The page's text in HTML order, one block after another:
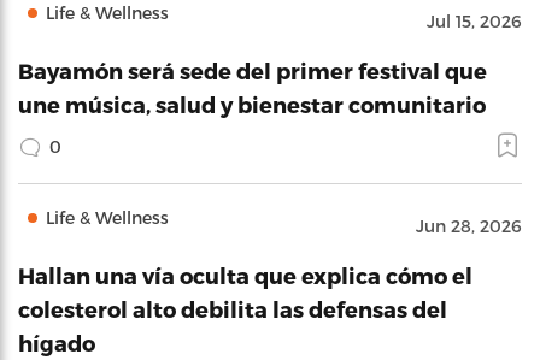
Life & Wellness Jul 15, 2026
Bayamón será sede del primer festival que
une música, salud y bienestar comunitario
0
Life & Wellness Jun 28, 2026
Hallan una vía oculta que explica cómo el
colesterol alto debilita las defensas del
hígado